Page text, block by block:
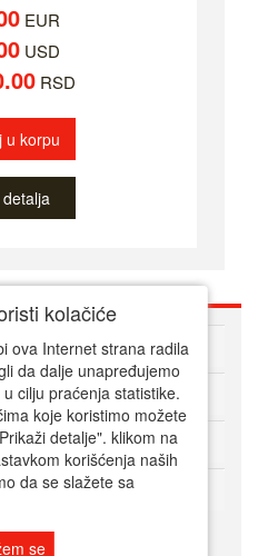
EUR
USD
RSD
u korpu
kolačiće
ova Internet strana radila
da dalje unapređujemo
cilju praćenja statistike.
koje koristimo možete
detalje". klikom na
korišćenja naših
da se slažete sa
se